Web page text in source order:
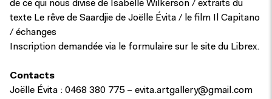
de ce qui nous divise de Isabelle Wilkerson / extraits du
texte Le rêve de Saardjie de Joëlle Évita / le film Il Capitano
/ échanges
Inscription demandée via le formulaire sur le site du Librex.
Contacts
Joëlle Évita : 0468 380 775 – evita.artgallery@gmail.com